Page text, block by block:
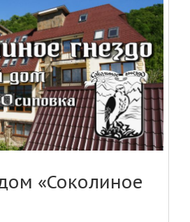
«Соколиное